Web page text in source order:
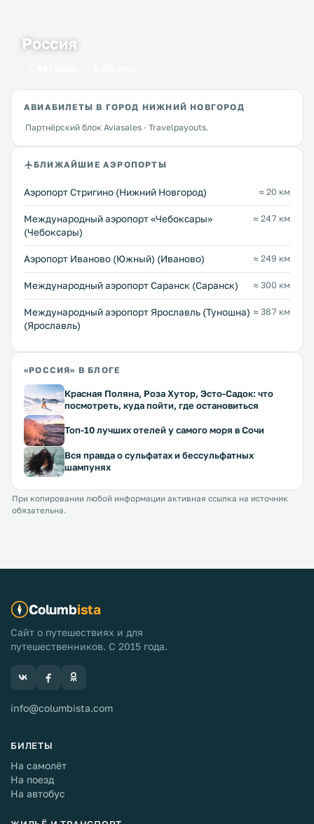
Россия
АВИАБИЛЕТЫ В ГОРОД НИЖНИЙ НОВГОРОД
Партнёрский блок Aviasales · Travelpayouts.
БЛИЖАЙШИЕ АЭРОПОРТЫ
Аэропорт Стригино (Нижний Новгород) ≈ 20 км
Международный аэропорт «Чебоксары»
(Чебоксары)
≈ 247 км
Аэропорт Иваново (Южный) (Иваново) ≈ 249 км
Международный аэропорт Саранск (Саранск) ≈ 300 км
Международный аэропорт Ярославль (Туношна)
(Ярославль)
≈ 387 км
«РОССИЯ» В БЛОГЕ
Красная Поляна, Роза Хутор, Эсто-Садок: что
посмотреть, куда пойти, где остановиться
Топ-10 лучших отелей у самого моря в Сочи
Вся правда о сульфатах и бессульфатных
шампунях
При копировании любой информации активная ссылка на источник
обязательна.
Columbista
Сайт о путешествиях и для
путешественников. С 2015 года.
info@columbista.com
БИЛЕТЫ
На самолёт
На поезд
На автобус